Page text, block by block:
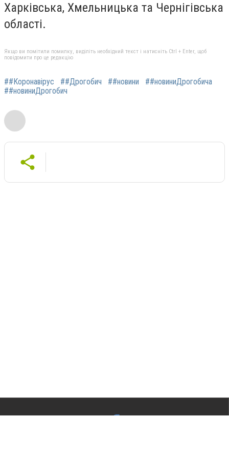
Харківська, Хмельницька та Чернігівська
області.
Якщо ви помітили помилку, виділіть необхідний текст і натисніть Ctrl + Enter, щоб
повідомити про це редакцію
##Коронавірус ##Дрогобич ##новини
##новиниДрогобича
##новиниДрогобич